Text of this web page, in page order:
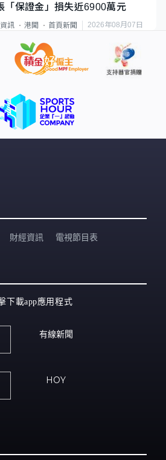
「保證金」損失近6900萬元
訊 港聞 首頁新聞 2026年08月07日
財經資訊 電視節目表
下載app應用程式
有線新聞
HOY